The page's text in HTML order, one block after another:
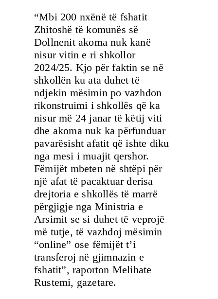
“Mbi 200 nxënë të fshatit
Zhitoshë të komunës së
Dollnenit akoma nuk kanë
nisur vitin e ri shkollor
2024/25. Kjo për faktin se në
shkollën ku ata duhet të
ndjekin mësimin po vazhdon
rikonstruimi i shkollës që ka
nisur më 24 janar të këtij viti
dhe akoma nuk ka përfunduar
pavarësisht afatit që ishte diku
nga mesi i muajit qershor.
Fëmijët mbeten në shtëpi për
një afat të pacaktuar derisa
drejtoria e shkollës të marrë
përgjigje nga Ministria e
Arsimit se si duhet të veprojë
më tutje, të vazhdoj mësimin
“online” ose fëmijët t’i
transferoj në gjimnazin e
fshatit”, raporton Melihate
Rustemi, gazetare.